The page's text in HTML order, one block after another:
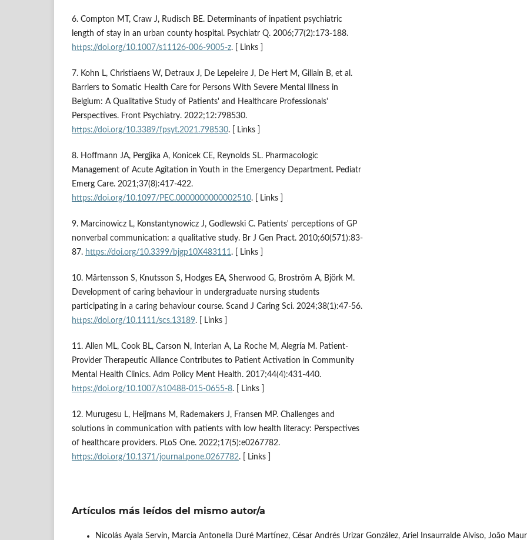
6. Compton MT, Craw J, Rudisch BE. Determinants of inpatient psychiatric
length of stay in an urban county hospital. Psychiatr Q. 2006;77(2):173-188.
https://doi.org/10.1007/s11126-006-9005-z. [ Links ]
7. Kohn L, Christiaens W, Detraux J, De Lepeleire J, De Hert M, Gillain B, et al.
Barriers to Somatic Health Care for Persons With Severe Mental Illness in
Belgium: A Qualitative Study of Patients' and Healthcare Professionals'
Perspectives. Front Psychiatry. 2022;12:798530.
https://doi.org/10.3389/fpsyt.2021.798530. [ Links ]
8. Hoffmann JA, Pergjika A, Konicek CE, Reynolds SL. Pharmacologic
Management of Acute Agitation in Youth in the Emergency Department. Pediatr
Emerg Care. 2021;37(8):417-422.
https://doi.org/10.1097/PEC.0000000000002510. [ Links ]
9. Marcinowicz L, Konstantynowicz J, Godlewski C. Patients' perceptions of GP
nonverbal communication: a qualitative study. Br J Gen Pract. 2010;60(571):83-
87. https://doi.org/10.3399/bjgp10X483111. [ Links ]
10. Mårtensson S, Knutsson S, Hodges EA, Sherwood G, Broström A, Björk M.
Development of caring behaviour in undergraduate nursing students
participating in a caring behaviour course. Scand J Caring Sci. 2024;38(1):47-56.
https://doi.org/10.1111/scs.13189. [ Links ]
11. Allen ML, Cook BL, Carson N, Interian A, La Roche M, Alegría M. Patient-
Provider Therapeutic Alliance Contributes to Patient Activation in Community
Mental Health Clinics. Adm Policy Ment Health. 2017;44(4):431-440.
https://doi.org/10.1007/s10488-015-0655-8. [ Links ]
12. Murugesu L, Heijmans M, Rademakers J, Fransen MP. Challenges and
solutions in communication with patients with low health literacy: Perspectives
of healthcare providers. PLoS One. 2022;17(5):e0267782.
https://doi.org/10.1371/journal.pone.0267782. [ Links ]
Artículos más leídos del mismo autor/a
Nicolás Ayala Servín, Marcia Antonella Duré Martínez, César Andrés Urizar González, Ariel Insaurralde Alviso, João